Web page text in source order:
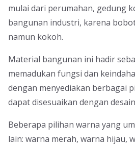
mulai dari perumahan, gedung
bangunan industri, karena
namun kokoh.
Material bangunan ini hadir
memadukan fungsi dan
dengan menyediakan berbagai
dapat disesuaikan dengan
Beberapa pilihan warna yang
lain: warna merah, warna hijau,